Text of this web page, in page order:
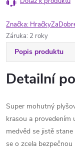
Značka:
Záruka: 2 roky
Popis produktu
Detailní
Super mohutný
krasou a provedením
medvěd se jistě
se o zcela